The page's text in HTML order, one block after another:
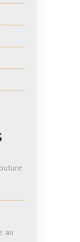
au